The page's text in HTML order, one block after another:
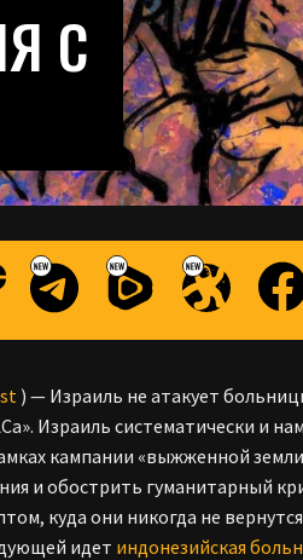
С
) — Израиль не атакует
Израиль систематически и
кампании «выжженной
и обострить гуманитарный
куда они никогда не
идет индонезийская